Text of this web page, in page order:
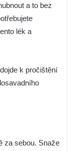
a to bez
lék a
k pročištění
za sebou. Snaže